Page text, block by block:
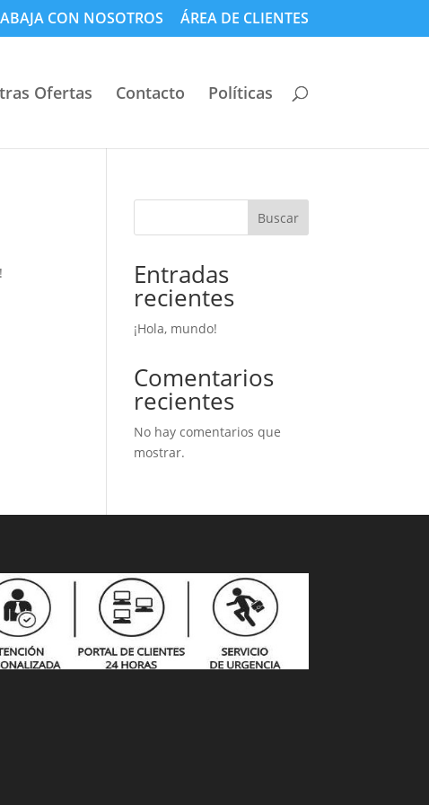
CON NOSOTROS ÁREA DE CLIENTES
Ofertas Contacto Políticas
Buscar
Entradas
recientes
¡Hola, mundo!
Comentarios
recientes
No hay comentarios que
mostrar.